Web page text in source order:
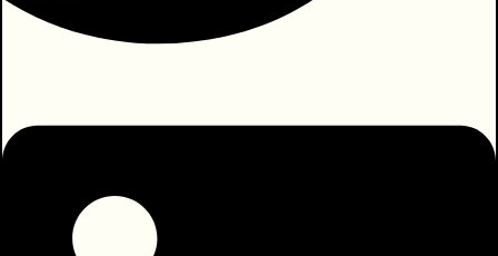
הטעם, ולהשפיע על הצופה. לשם המחשה,
בציור ״בדיקת כשרות״ האמנית זויה צ׳רקסקי
ציירה זוג צעיר שעומד במטבח ביתם. לזוג